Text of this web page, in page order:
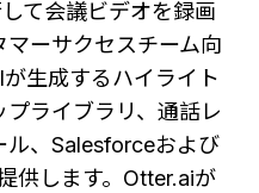
て会議ビデオを録画
マーサクセスチーム向
生成するハイライト
ライブラリ、通話レ
ル、Salesforceおよび
供します。Otter.aiが